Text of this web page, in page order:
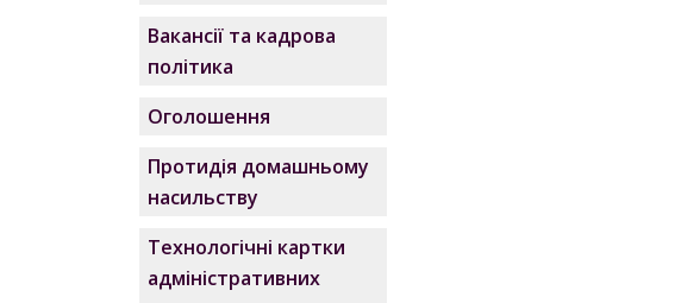
Вакансії та кадрова
політика
Оголошення
Протидія домашньому
насильству
Технологічні картки
адміністративних